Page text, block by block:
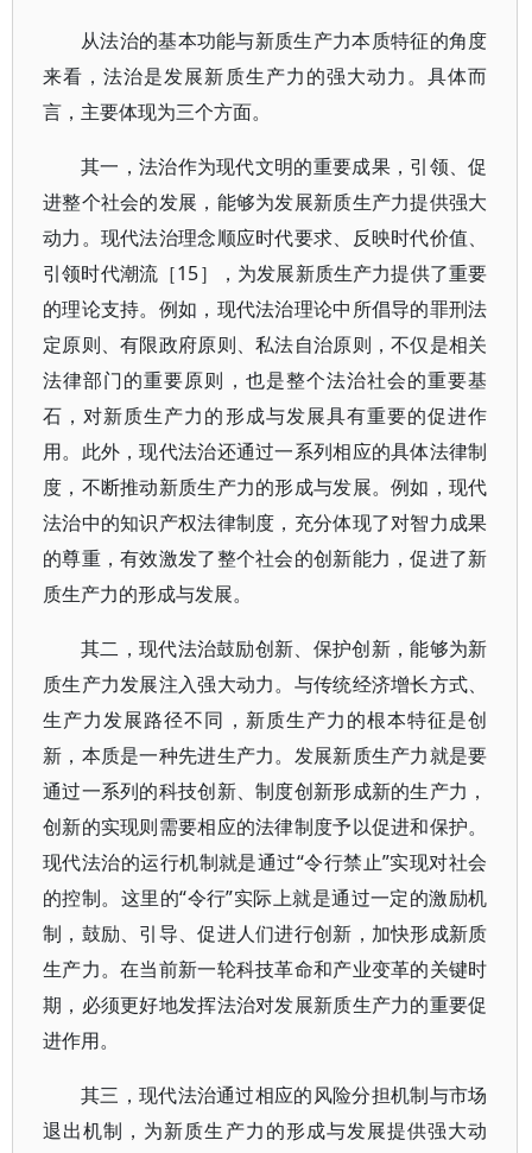
从法治的基本功能与新质生产力本质特征的角度
来看，法治是发展新质生产力的强大动力。具体而
言，主要体现为三个方面。
其一，法治作为现代文明的重要成果，引领、促
进整个社会的发展，能够为发展新质生产力提供强大
动力。现代法治理念顺应时代要求、反映时代价值、
引领时代潮流［15］，为发展新质生产力提供了重要
的理论支持。例如，现代法治理论中所倡导的罪刑法
定原则、有限政府原则、私法自治原则，不仅是相关
法律部门的重要原则，也是整个法治社会的重要基
石，对新质生产力的形成与发展具有重要的促进作
用。此外，现代法治还通过一系列相应的具体法律制
度，不断推动新质生产力的形成与发展。例如，现代
法治中的知识产权法律制度，充分体现了对智力成果
的尊重，有效激发了整个社会的创新能力，促进了新
质生产力的形成与发展。
其二，现代法治鼓励创新、保护创新，能够为新
质生产力发展注入强大动力。与传统经济增长方式、
生产力发展路径不同，新质生产力的根本特征是创
新，本质是一种先进生产力。发展新质生产力就是要
通过一系列的科技创新、制度创新形成新的生产力，
创新的实现则需要相应的法律制度予以促进和保护。
现代法治的运行机制就是通过“令行禁止”实现对社会
的控制。这里的“令行”实际上就是通过一定的激励机
制，鼓励、引导、促进人们进行创新，加快形成新质
生产力。在当前新一轮科技革命和产业变革的关键时
期，必须更好地发挥法治对发展新质生产力的重要促
进作用。
其三，现代法治通过相应的风险分担机制与市场
退出机制，为新质生产力的形成与发展提供强大动